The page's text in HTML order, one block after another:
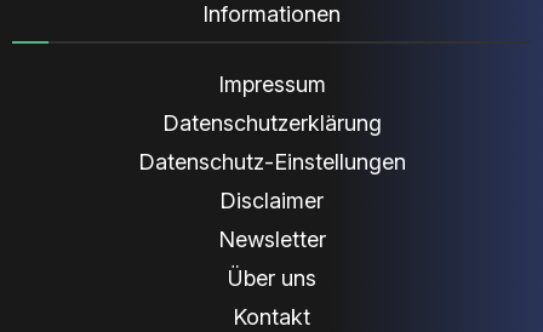
Informationen
Impressum
Datenschutzerklärung
Datenschutz-Einstellungen
Disclaimer
Newsletter
Über uns
Kontakt